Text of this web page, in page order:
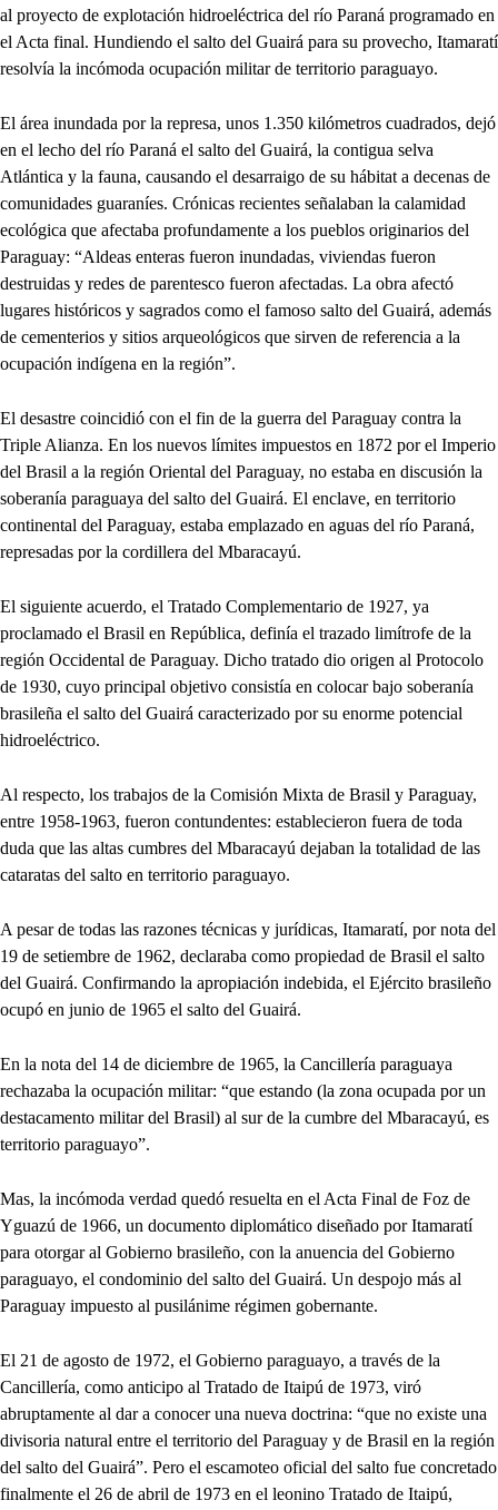
al proyecto de explotación hidroeléctrica del río Paraná programado en
el Acta final. Hundiendo el salto del Guairá para su provecho, Itamaratí
resolvía la incómoda ocupación militar de territorio paraguayo.
El área inundada por la represa, unos 1.350 kilómetros cuadrados, dejó
en el lecho del río Paraná el salto del Guairá, la contigua selva
Atlántica y la fauna, causando el desarraigo de su hábitat a decenas de
comunidades guaraníes. Crónicas recientes señalaban la calamidad
ecológica que afectaba profundamente a los pueblos originarios del
Paraguay: “Aldeas enteras fueron inundadas, viviendas fueron
destruidas y redes de parentesco fueron afectadas. La obra afectó
lugares históricos y sagrados como el famoso salto del Guairá, además
de cementerios y sitios arqueológicos que sirven de referencia a la
ocupación indígena en la región”.
El desastre coincidió con el fin de la guerra del Paraguay contra la
Triple Alianza. En los nuevos límites impuestos en 1872 por el Imperio
del Brasil a la región Oriental del Paraguay, no estaba en discusión la
soberanía paraguaya del salto del Guairá. El enclave, en territorio
continental del Paraguay, estaba emplazado en aguas del río Paraná,
represadas por la cordillera del Mbaracayú.
El siguiente acuerdo, el Tratado Complementario de 1927, ya
proclamado el Brasil en República, definía el trazado limítrofe de la
región Occidental de Paraguay. Dicho tratado dio origen al Protocolo
de 1930, cuyo principal objetivo consistía en colocar bajo soberanía
brasileña el salto del Guairá caracterizado por su enorme potencial
hidroeléctrico.
Al respecto, los trabajos de la Comisión Mixta de Brasil y Paraguay,
entre 1958-1963, fueron contundentes: establecieron fuera de toda
duda que las altas cumbres del Mbaracayú dejaban la totalidad de las
cataratas del salto en territorio paraguayo.
A pesar de todas las razones técnicas y jurídicas, Itamaratí, por nota del
19 de setiembre de 1962, declaraba como propiedad de Brasil el salto
del Guairá. Confirmando la apropiación indebida, el Ejército brasileño
ocupó en junio de 1965 el salto del Guairá.
En la nota del 14 de diciembre de 1965, la Cancillería paraguaya
rechazaba la ocupación militar: “que estando (la zona ocupada por un
destacamento militar del Brasil) al sur de la cumbre del Mbaracayú, es
territorio paraguayo”.
Mas, la incómoda verdad quedó resuelta en el Acta Final de Foz de
Yguazú de 1966, un documento diplomático diseñado por Itamaratí
para otorgar al Gobierno brasileño, con la anuencia del Gobierno
paraguayo, el condominio del salto del Guairá. Un despojo más al
Paraguay impuesto al pusilánime régimen gobernante.
El 21 de agosto de 1972, el Gobierno paraguayo, a través de la
Cancillería, como anticipo al Tratado de Itaipú de 1973, viró
abruptamente al dar a conocer una nueva doctrina: “que no existe una
divisoria natural entre el territorio del Paraguay y de Brasil en la región
del salto del Guairá”. Pero el escamoteo oficial del salto fue concretado
finalmente el 26 de abril de 1973 en el leonino Tratado de Itaipú,